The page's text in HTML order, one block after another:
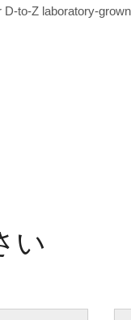
to-Z laboratory-
い